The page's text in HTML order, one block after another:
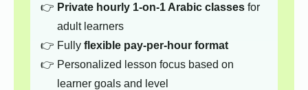
Private hourly 1-on-1 Arabic classesfor
adult learners
Fully flexible pay-per-hour format
Personalized lesson focus based on
learner goals and level